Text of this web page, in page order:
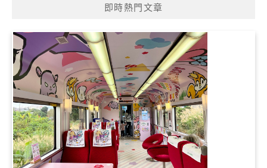
即時熱門文章